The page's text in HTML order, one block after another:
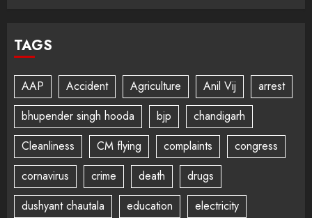
TAGS
AAP Accident Agriculture Anil Vij
arrest
bhupender singh hooda
bjp
chandigarh
Cleanliness
CM flying complaints
congress
cornavirus
crime death
drugs
dushyant chautala
education
electricity